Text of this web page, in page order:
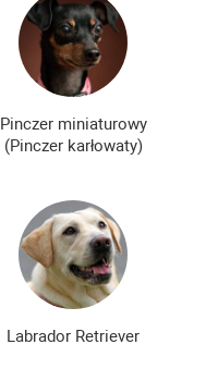
Pinczer miniaturowy
(Pinczer karłowaty)
Labrador Retriever